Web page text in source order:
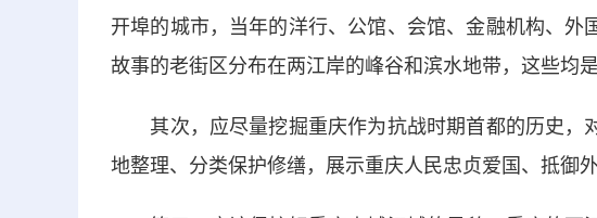
开埠的城市，当年的洋行、公馆、会馆、金融机构、
故事的老街区分布在两江岸的峰谷和滨水地带，这些均
其次，应尽量挖掘重庆作为抗战时期首都的历史，
地整理、分类保护修缮，展示重庆人民忠贞爱国、抵御